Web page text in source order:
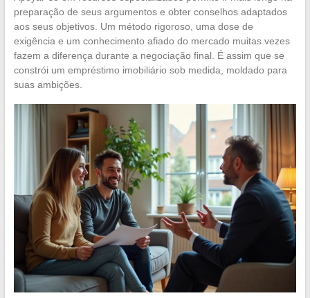
preparação de seus argumentos e obter conselhos adaptados
aos seus objetivos. Um método rigoroso, uma dose de
exigência e um conhecimento afiado do mercado muitas vezes
fazem a diferença durante a negociação final. É assim que se
constrói um empréstimo imobiliário sob medida, moldado para
suas ambições.